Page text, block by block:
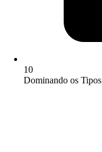
10
Dominando os Tipos